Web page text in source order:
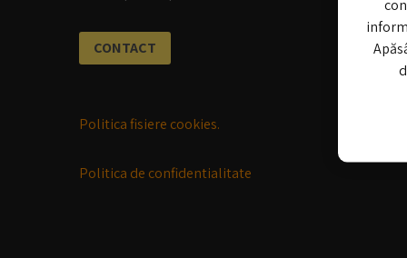
CONTACT
Politica fisiere cookies.
Politica de confidentialitate